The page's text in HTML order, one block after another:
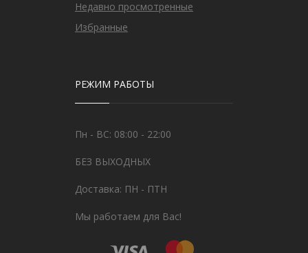
Недавно просмотренные
Избранные
РЕЖИМ РАБОТЫ
Пн - ВС: 08:00 - 22:00
БЕЗ ВЫХОДНЫХ
Доставка: ПН - ПТН
Мы работаем для Вас!